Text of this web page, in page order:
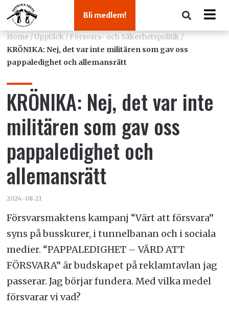
Bli medlem!
Home/Upptäck/Försvars- och Säkerhetspolitik/
KRÖNIKA: Nej, det var inte militären som gav oss
pappaledighet och allemansrätt
KRÖNIKA: Nej, det var inte
militären som gav oss
pappaledighet och
allemansrätt
2024-08-21
Försvarsmaktens kampanj “Värt att försvara”
syns på busskurer, i tunnelbanan och i sociala
medier. “PAPPALEDIGHET – VÄRD ATT
FÖRSVARA” är budskapet på reklamtavlan jag
passerar. Jag börjar fundera. Med vilka medel
försvarar vi vad?